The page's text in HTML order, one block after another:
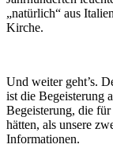
„natürlich“ aus
Kirche.
Und weiter geht’s.
ist die Begeisterung
Begeisterung, die
hätten, als unsere
Informationen.